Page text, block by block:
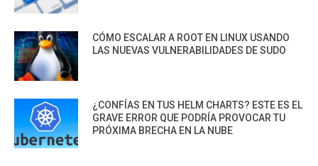
CÓMO ESCALAR A ROOT EN LINUX USANDO
LAS NUEVAS VULNERABILIDADES DE SUDO
¿CONFÍAS EN TUS HELM CHARTS? ESTE ES EL
GRAVE ERROR QUE PODRÍA PROVOCAR TU
PRÓXIMA BRECHA EN LA NUBE